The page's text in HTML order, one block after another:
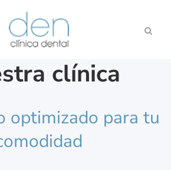
clínica
optimizado para tu